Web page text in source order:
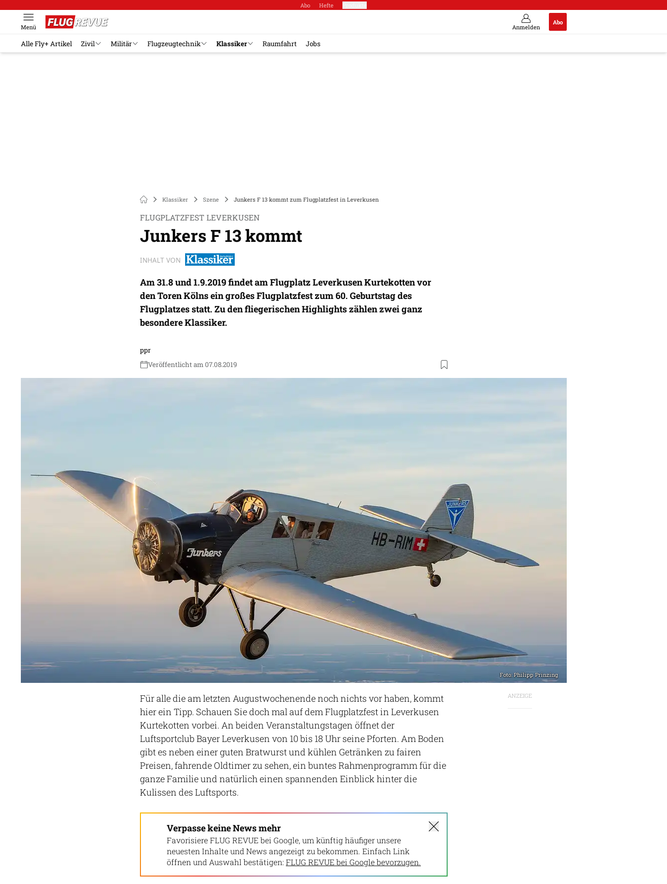
Abo Hefte
Anmelden
Abo
Menü
Alle Fly+ Artikel Zivil Militär Flugzeugtechnik Klassiker Raumfahrt Jobs
Klassiker Szene Junkers F 13 kommt zum Flugplatzfest in Leverkusen
FLUGPLATZFEST LEVERKUSEN
Junkers F 13 kommt
INHALT VON
Am 31.8 und 1.9.2019 findet am Flugplatz Leverkusen Kurtekotten vor
den Toren Kölns ein großes Flugplatzfest zum 60. Geburtstag des
Flugplatzes statt. Zu den fliegerischen Highlights zählen zwei ganz
besondere Klassiker.
ppr
Veröffentlicht am 07.08.2019
Foto: Philipp Prinzing
ANZEIGE
Für alle die am letzten Augustwochenende noch nichts vor haben, kommt
hier ein Tipp. Schauen Sie doch mal auf dem Flugplatzfest in Leverkusen
Kurtekotten vorbei. An beiden Veranstaltungstagen öffnet der
Luftsportclub Bayer Leverkusen von 10 bis 18 Uhr seine Pforten. Am Boden
gibt es neben einer guten Bratwurst und kühlen Getränken zu fairen
Preisen, fahrende Oldtimer zu sehen, ein buntes Rahmenprogramm für die
ganze Familie und natürlich einen spannenden Einblick hinter die
Kulissen des Luftsports.
Verpasse keine News mehr
Favorisiere FLUG REVUE bei Google, um künftig häufiger unsere
neuesten Inhalte und News angezeigt zu bekommen. Einfach Link
öffnen und Auswahl bestätigen: FLUG REVUE bei Google bevorzugen.